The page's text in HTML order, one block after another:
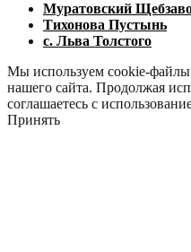
Муратовский
Тихонова Пустынь
с. Льва Толстого
Мы используем cookie-файлы
нашего сайта. Продолжая
соглашаетесь с
Принять